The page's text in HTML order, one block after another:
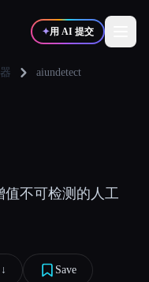
✦用 AI 提交
aiundetect
不可检测的人工
Save